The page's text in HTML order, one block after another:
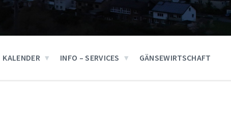
KALENDER INFO – SERVICES GÄNSEWIRTSCHAFT